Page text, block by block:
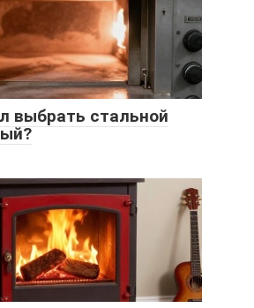
выбрать стальной